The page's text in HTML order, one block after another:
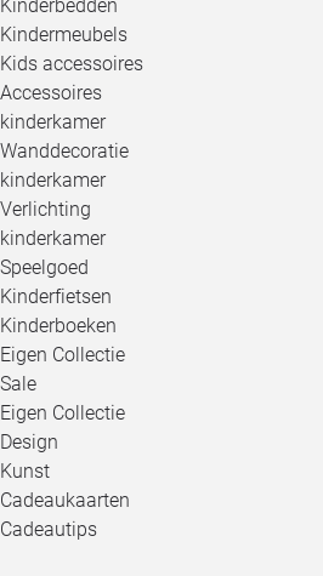
Kinderbedden
Kindermeubels
Kids accessoires
Accessoires
kinderkamer
Wanddecoratie
kinderkamer
Verlichting
kinderkamer
Speelgoed
Kinderfietsen
Kinderboeken
Eigen Collectie
Sale
Eigen Collectie
Design
Kunst
Cadeaukaarten
Cadeautips